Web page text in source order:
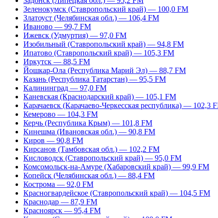
Зеленокумск (Ставропольский край) — 100,0 FM
Златоуст (Челябинская обл.) — 106,4 FM
Иваново — 99,7 FM
Ижевск (Удмуртия) — 97,0 FM
Изобильный (Ставропольский край) — 94,8 FM
Ипатово (Ставропольский край) — 105,3 FM
Иркутск — 88,5 FM
Йошкар-Ола (Республика Марий Эл) — 88,7 FM
Казань (Республика Татарстан) — 95,5 FM
Калининград — 97,0 FM
Каневская (Краснодарский край) — 105,1 FM
Карачаевск (Карачаево-Черкесская республика) — 102,3
Кемерово — 104,3 FM
Керчь (Республика Крым) — 101,8 FM
Кинешма (Ивановская обл.) — 90,8 FM
Киров — 90,8 FM
Кирсанов (Тамбовская обл.) — 102,2 FM
Кисловодск (Ставропольский край) — 95,0 FM
Комсомольск-на-Амуре (Хабаровский край) — 99,9 FM
Копейск (Челябинская обл.) — 88,4 FM
Кострома — 92,0 FM
Красногвардейское (Ставропольский край) — 104,5 FM
Краснодар — 87,9 FM
Красноярск — 95,4 FM